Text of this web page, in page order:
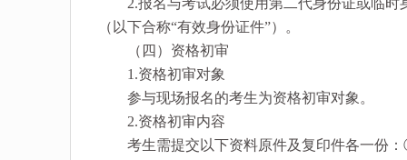
2.报名与考试必须使用第二代身份证或临时
（以下合称“有效身份证件”）。
（四）资格初审
1.资格初审对象
参与现场报名的考生为资格初审对象。
2.资格初审内容
考生需提交以下资料原件及复印件各一份：